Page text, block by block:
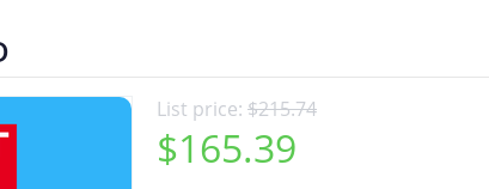
List price: $215.74
$165.39